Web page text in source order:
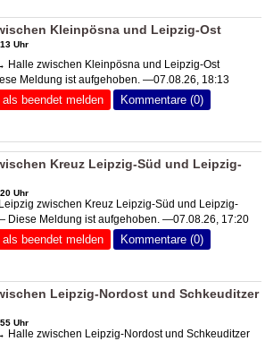
Kleinpösna und Leipzig-Ost
Uhr
Halle zwischen Kleinpösna und Leipzig-Ost
Meldung ist aufgehoben. —07.08.26, 18:13
als beendet melden Kommentare (0)
Kreuz Leipzig-Süd und Leipzig-
Uhr
zwischen Kreuz Leipzig-Süd und Leipzig-
Diese Meldung ist aufgehoben. —07.08.26, 17:20
als beendet melden Kommentare (0)
Leipzig-Nordost und Schkeuditzer
Uhr
Halle zwischen Leipzig-Nordost und Schkeuditzer